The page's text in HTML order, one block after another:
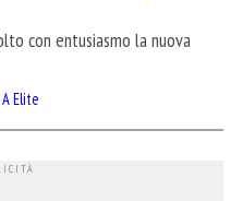
con entusiasmo la nuova
Elite